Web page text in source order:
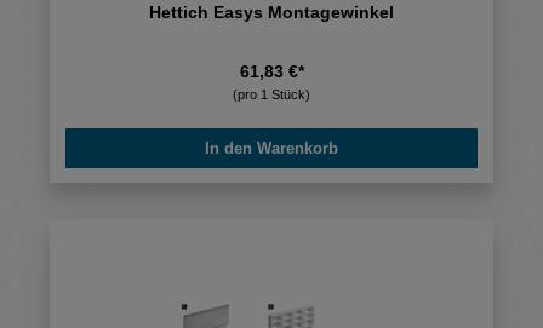
Hettich Easys Montagewinkel
61,83 €*
(pro 1 Stück)
In den Warenkorb